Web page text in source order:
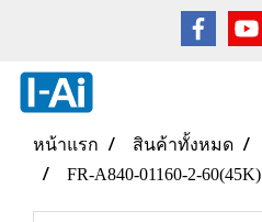
หน้าแรก สินค้าทั้งหมด
FR-A840-01160-2-60(45K)